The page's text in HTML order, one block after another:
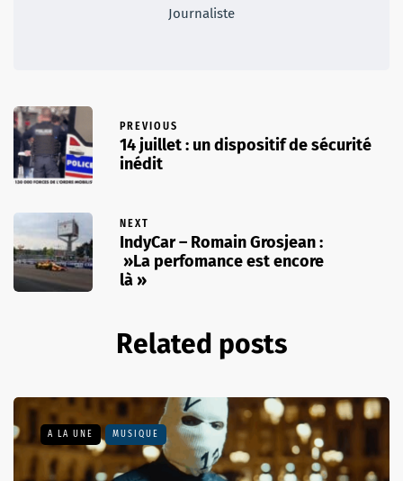
Journaliste
PREVIOUS
14 juillet : un dispositif de sécurité
inédit
NEXT
IndyCar – Romain Grosjean :
»La perfomance est encore
là »
Related posts
A LA UNE MUSIQUE